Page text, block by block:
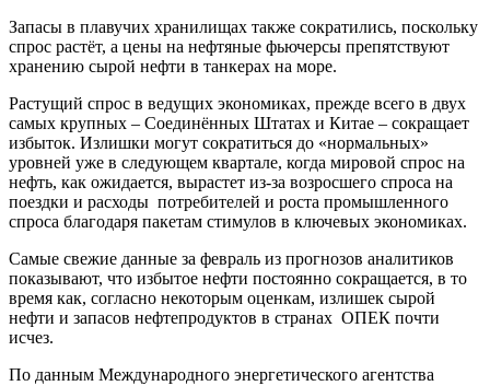
Запасы в плавучих хранилищах также сократились, поскольку
спрос растёт, а цены на нефтяные фьючерсы препятствуют
хранению сырой нефти в танкерах на море.
Растущий спрос в ведущих экономиках, прежде всего в двух
самых крупных – Соединённых Штатах и Китае – сокращает
избыток. Излишки могут сократиться до «нормальных»
уровней уже в следующем квартале, когда мировой спрос на
нефть, как ожидается, вырастет из-за возросшего спроса на
поездки и расходы потребителей и роста промышленного
спроса благодаря пакетам стимулов в ключевых экономиках.
Самые свежие данные за февраль из прогнозов аналитиков
показывают, что избытое нефти постоянно сокращается, в то
время как, согласно некоторым оценкам, излишек сырой
нефти и запасов нефтепродуктов в странах ОПЕК почти
исчез.
По данным Международного энергетического агентства